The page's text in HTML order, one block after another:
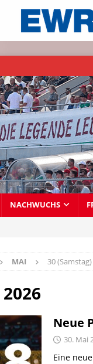
NACHWUCHS
MAI 30 (Samstag)
Neue
30. Mai
Eine